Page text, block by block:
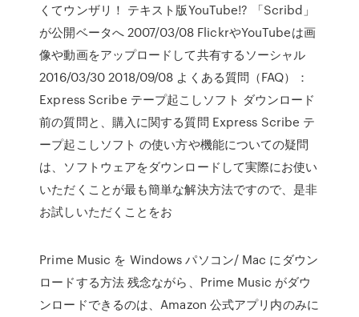
くてウンザリ！ テキスト版YouTube!? 「Scribd」
が公開ベータへ 2007/03/08 FlickrやYouTubeは画
像や動画をアップロードして共有するソーシャル
2016/03/30 2018/09/08 よくある質問（FAQ）：
Express Scribe テープ起こしソフト ダウンロード
前の質問と、購入に関する質問 Express Scribe テ
ープ起こしソフト の使い方や機能についての疑問
は、ソフトウェアをダウンロードして実際にお使い
いただくことが最も簡単な解決方法ですので、是非
お試しいただくことをお
Prime Music を Windows パソコン/ Mac にダウン
ロードする方法 残念ながら、Prime Music がダウ
ンロードできるのは、Amazon 公式アプリ内のみに